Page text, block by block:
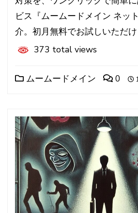
ビス『ムームードメイン ネッ
介。初月無料でお試しいただけ
373 total views
ムームードメイン 0